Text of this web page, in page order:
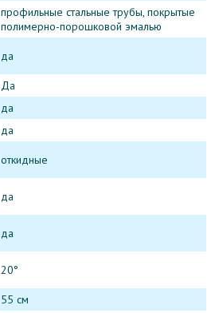
профильные стальные трубы, покрытые
полимерно-порошковой эмалью
да
Да
да
да
откидные
да
да
20°
55 см